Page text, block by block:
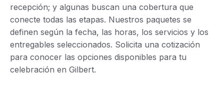
recepción; y algunas buscan una cobertura que
conecte todas las etapas. Nuestros paquetes se
definen según la fecha, las horas, los servicios y los
entregables seleccionados. Solicita una cotización
para conocer las opciones disponibles para tu
celebración en Gilbert.